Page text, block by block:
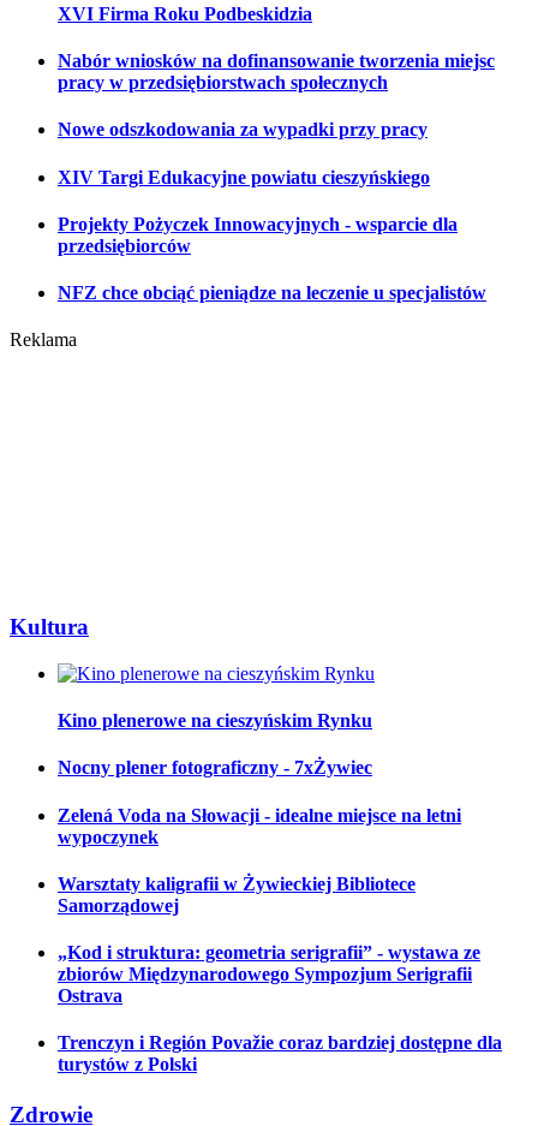
XVI Firma Roku Podbeskidzia
Nabór wniosków na dofinansowanie tworzenia miejsc
pracy w przedsiębiorstwach społecznych
Nowe odszkodowania za wypadki przy pracy
XIV Targi Edukacyjne powiatu cieszyńskiego
Projekty Pożyczek Innowacyjnych - wsparcie dla
przedsiębiorców
NFZ chce obciąć pieniądze na leczenie u specjalistów
Reklama
Kultura
Kino plenerowe na cieszyńskim Rynku
Nocny plener fotograficzny - 7xŻywiec
Zelená Voda na Słowacji - idealne miejsce na letni
wypoczynek
Warsztaty kaligrafii w Żywieckiej Bibliotece
Samorządowej
„Kod i struktura: geometria serigrafii” - wystawa ze
zbiorów Międzynarodowego Sympozjum Serigrafii
Ostrava
Trenczyn i Región Považie coraz bardziej dostępne dla
turystów z Polski
Zdrowie